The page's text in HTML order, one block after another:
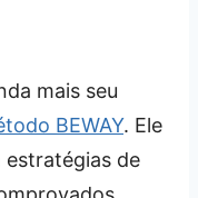
mais seu
BEWAY. Ele
estratégias de